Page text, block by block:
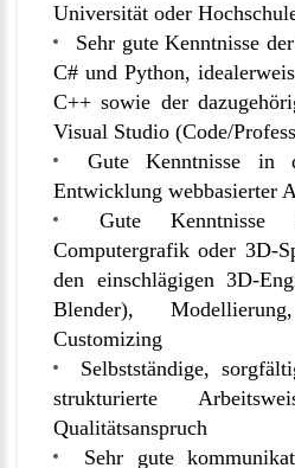
Universität oder
Sehr gute Kenntnisse
C# und Python,
C++ sowie der
Visual Studio (Code/
Gute Kenntnisse in
Entwicklung webbasierter
Gute
Computergrafik oder 3D-
den einschlägigen 3D-
Blender),
Customizing
Selbstständige,
strukturierte
Qualitätsanspruch
Sehr gute